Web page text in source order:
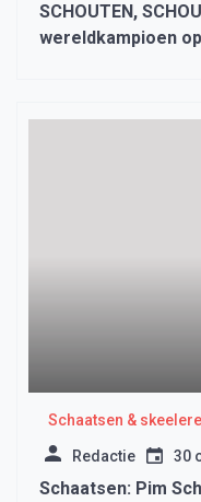
SCHOUTEN,
wereldkampioen
Schaatsen &
Redactie 30
Schaatsen: Pim